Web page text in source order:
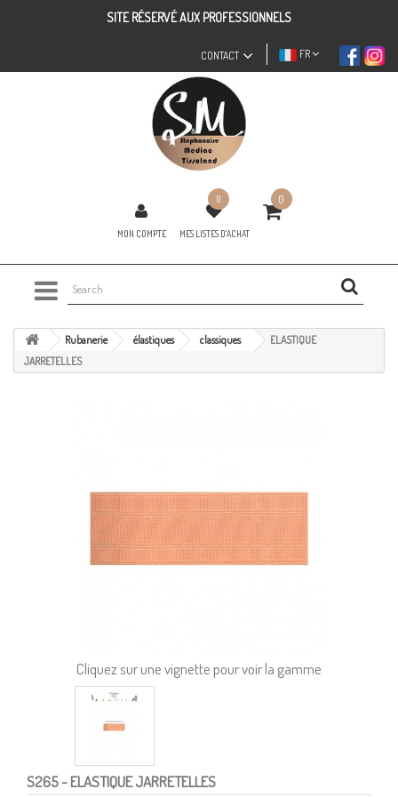
SITE RÉSERVÉ AUX PROFESSIONNELS
FR
CONTACT
MON COMPTE
0
MES LISTES D'ACHAT
0
Rubanerie élastiques classiques
ELASTIQUE
JARRETELLES
Cliquez sur une vignette pour voir la gamme
S265- ELASTIQUE JARRETELLES